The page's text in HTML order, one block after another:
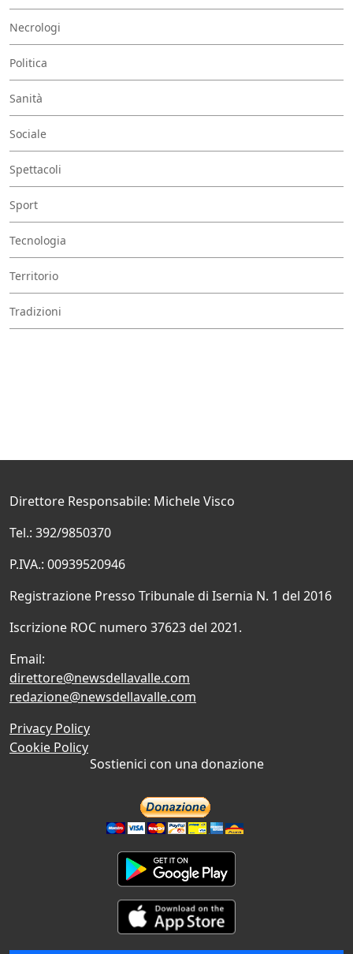
Necrologi
Politica
Sanità
Sociale
Spettacoli
Sport
Tecnologia
Territorio
Tradizioni
Direttore Responsabile: Michele Visco
Tel.: 392/9850370
P.IVA.: 00939520946
Registrazione Presso Tribunale di Isernia N. 1 del 2016
Iscrizione ROC numero 37623 del 2021.
Email:
direttore@newsdellavalle.com
redazione@newsdellavalle.com
Privacy Policy
Cookie Policy
Sostienici con una donazione